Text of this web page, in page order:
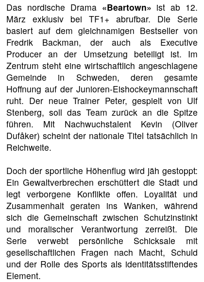
Das nordische Drama «Beartown» ist ab 12.
März exklusiv bei TF1+ abrufbar. Die Serie
basiert auf dem gleichnamigen Bestseller von
Fredrik Backman, der auch als Executive
Producer an der Umsetzung beteiligt ist. Im
Zentrum steht eine wirtschaftlich angeschlagene
Gemeinde in Schweden, deren gesamte
Hoffnung auf der Junioren-Eishockeymannschaft
ruht. Der neue Trainer Peter, gespielt von Ulf
Stenberg, soll das Team zurück an die Spitze
führen. Mit Nachwuchstalent Kevin (Oliver
Dufåker) scheint der nationale Titel tatsächlich in
Reichweite.
Doch der sportliche Höhenflug wird jäh gestoppt:
Ein Gewaltverbrechen erschüttert die Stadt und
legt verborgene Konflikte offen. Loyalität und
Zusammenhalt geraten ins Wanken, während
sich die Gemeinschaft zwischen Schutzinstinkt
und moralischer Verantwortung zerreißt. Die
Serie verwebt persönliche Schicksale mit
gesellschaftlichen Fragen nach Macht, Schuld
und der Rolle des Sports als identitätsstiftendes
Element.